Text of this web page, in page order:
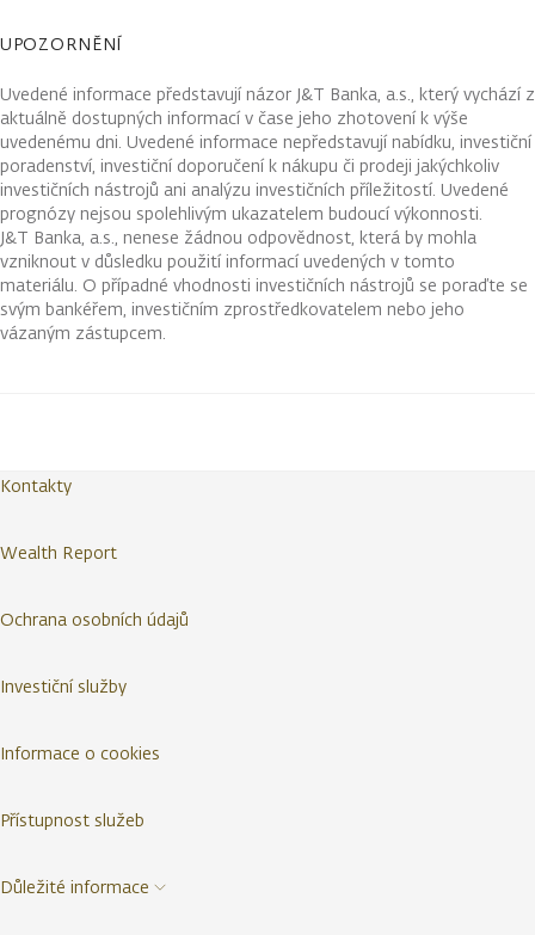
UPOZORNĚNÍ
Uvedené informace představují názor J&T Banka, a.s., který vychází z
aktuálně dostupných informací v čase jeho zhotovení k výše
uvedenému dni. Uvedené informace nepředstavují nabídku, investiční
poradenství, investiční doporučení k nákupu či prodeji jakýchkoliv
investičních nástrojů ani analýzu investičních příležitostí. Uvedené
prognózy nejsou spolehlivým ukazatelem budoucí výkonnosti.
J&T Banka, a.s., nenese žádnou odpovědnost, která by mohla
vzniknout v důsledku použití informací uvedených v tomto
materiálu. O případné vhodnosti investičních nástrojů se poraďte se
svým bankéřem, investičním zprostředkovatelem nebo jeho
vázaným zástupcem.
Kontakty
Wealth Report
Ochrana osobních údajů
Investiční služby
Informace o cookies
Přístupnost služeb
Důležité informace